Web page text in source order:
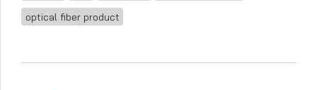
optical fiber product